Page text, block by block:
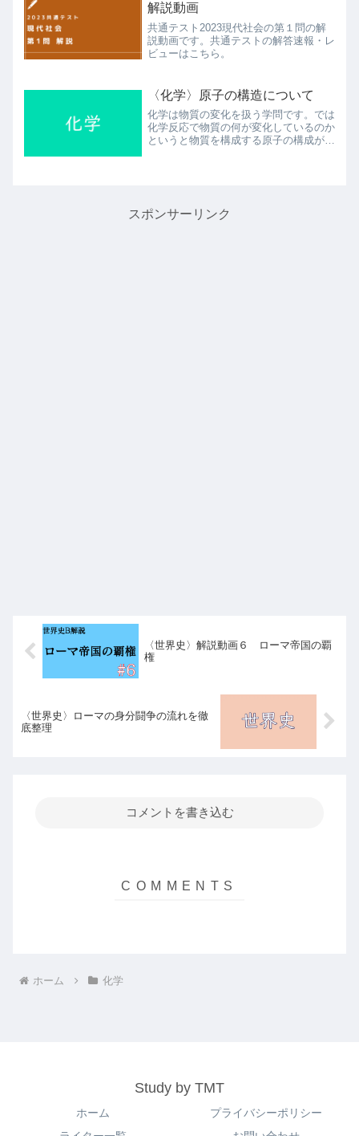
解説動画
共通テスト2023現代社会の第１問の解
説動画です。共通テストの解答速報・レ
ビューはこちら。
〈化学〉原子の構造について
化学は物質の変化を扱う学問です。では
化学反応で物質の何が変化しているのか
というと物質を構成する原子の構成が変
スポンサーリンク
〈世界史〉解説動画６ ローマ帝国の覇
権
〈世界史〉ローマの身分闘争の流れを徹
底整理
コメントを書き込む
ホーム 化学
Study by TMT
ホーム
プライバシーポリシー